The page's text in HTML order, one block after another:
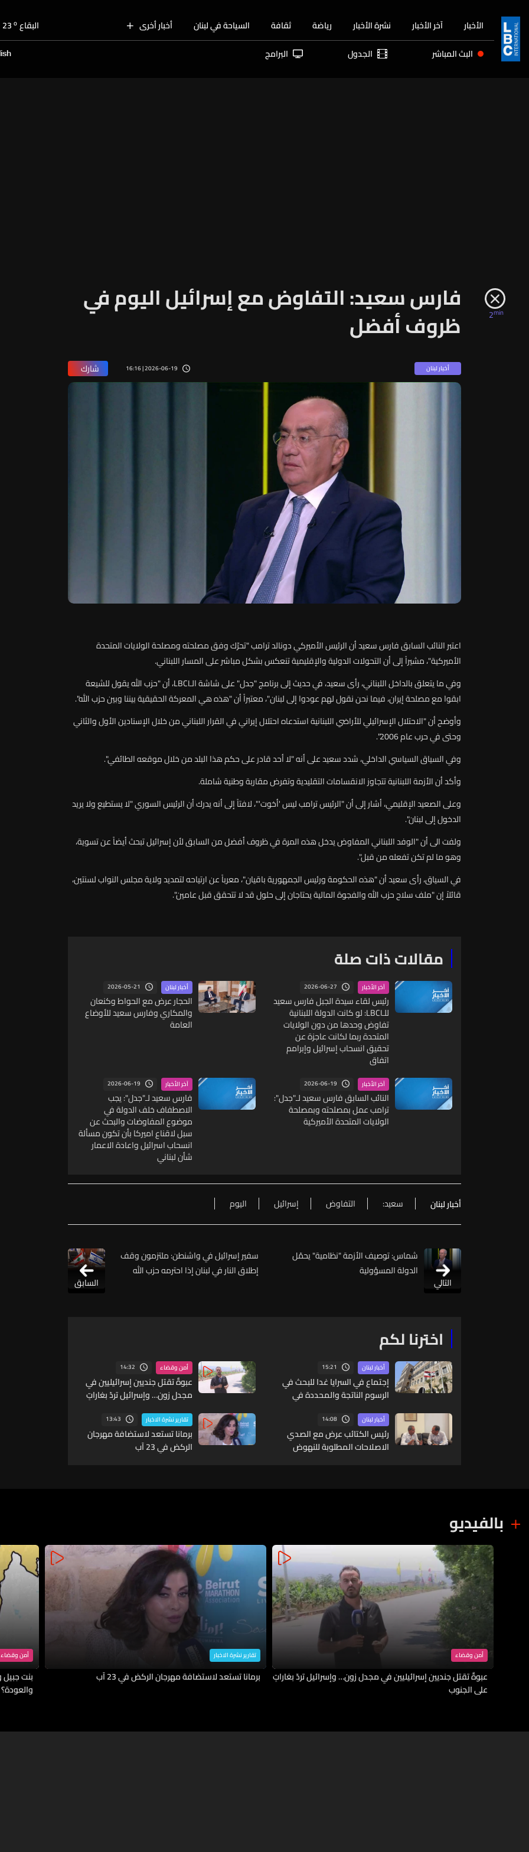
الأخبار آخر الأخبار نشرة الأخبار رياضة ثقافة السياحة في لبنان أخبار أخرى البقاع 23 o
الجنوب 25o
26 البث المباشر الجدول البرامج
2min فارس سعيد: التفاوض مع إسرائيل اليوم في
ظروف أفضل
أخبار لبنان 2026-06-19 | 16:16 شارك
اعتبرالنائبالسابقفارسسعيدأنالرئيسالأميركيدونالدترامب"تحرّكوفقمصلحتهومصلحةالولاياتالمتحدة
الأميركية"،مشيراًإلىأنالتحولاتالدوليةوالإقليميةتنعكسبشكلمباشرعلىالمساراللبناني.
وفيمايتعلقبالداخلاللبناني،رأىسعيد،فيحديثإلىبرنامج"جدل"علىشاشةالـLBCI،أن"حزباللهيقولللشيعة
ابقوامعمصلحةإيران،فيمانحننقوللهمعودواإلىلبنان"،معتبراًأن"هذههيالمعركةالحقيقيةبينناوبينحزبالله".
وأوضحأن"الاحتلالالإسرائيليللأراضياللبنانيةاستدعاهاحتلالإيرانيفيالقراراللبنانيمنخلالالإسنادينالأولوالثاني
وحتىفيحربعام
وفيالسياقالسياسيالداخلي،شددسعيدعلىأنه"لاأحدقادرعلىحكمهذاالبلدمنخلالموقعهالطائفي".
وأكدأنالأزمةاللبنانيةتتجاوزالانقساماتالتقليديةوتفرضمقاربةوطنيةشاملة.
وعلىالصعيدالإقليمي،أشارإلىأن"الرئيسترامبليس'أخوت'"،لافتاًإلىأنهيدركأنالرئيسالسوري"لايستطيعولايريد
الدخولإلىلبنان".
ولفتالىأن"الوفداللبنانيالمفاوضيدخلهذهالمرةفيظروفأفضلمنالسابقلأنإسرائيلتبحثأيضاًعنتسوية،
وهومالمتكنتفعلهمنقبل".
فيالسياق،رأىسعيدأن"هذهالحكومةورئيسالجمهوريةباقيان"،معرباًعنارتياحهلتمديدولايةمجلسالنوابلسنتين،
قائلاًإن"ملفسلاححزباللهوالفجوةالماليةيحتاجانإلىحلولقدلاتتحقققبلعامين".
مقالات ذات صلة
آخر الأخبار 2026-06-27
رئيس لقاء سيدة الجبل فارس سعيد
للـLBCI: لو كانت الدولة اللبنانية
تفاوض وحدها من دون الولايات
المتحدة ربما لكانت عاجزة عن
تحقيق انسحاب إسرائيل وإبرامم
اتفاق
أخبار لبنان 2026-05-21
الحجار عرض مع الحواط وكنعان
والمكاري وفارس سعيد للأوضاع
العامة
آخر الأخبار 2026-06-19
النائب السابق فارس سعيد لـ"جدل":
ترامب عمل بمصلحته وبمصلحة
الولايات المتحدة الأميركية
آخر الأخبار 2026-06-19
فارس سعيد لـ"جدل": يجب
الاصطفاف خلف الدولة في
موضوع المفاوضات والبحث عن
سبل لاقناع اميركا بأن تكون مسألة
انسحاب اسرائيل واعادة الاعمار
شأن لبناني
أخبار لبنان سعيد: التفاوض إسرائيل اليوم
التالي
شماس: توصيف الأزمة "نظامية" يحمّل
الدولة المسؤولية
سفير إسرائيل في واشنطن: ملتزمون وقف
إطلاق النار في لبنان إذا احترمه حزب الله
السابق
اخترنا لكم
أخبار لبنان 15:21
إجتماع في السرايا غدا للبحث في
الرسوم الناتجة والمحددة في
أمن وقضاء 14:32
عبوةٌ تقتل جنديين إسرائيليين في
مجدل زون… وإسرائيل تردّ بغاراتٍ
أخبار لبنان 14:08
رئيس الكتائب عرض مع الصدي
الاصلاحات المطلوبة للنهوض
تقارير نشرة الاخبار 13:43
برمانا تستعد لاستضافة مهرجان
الركض في 23 آب
بالفيديو
أمن وقضاء
عبوةٌ تقتل جنديين إسرائيليين في مجدل زون… وإسرائيل تردّ بغاراتٍ
على الجنوب
تقارير نشرة الاخبار
برمانا تستعد لاستضافة مهرجان الركض في 23 آب
أمن وقضاء
بنت جبيل
والعودة؟